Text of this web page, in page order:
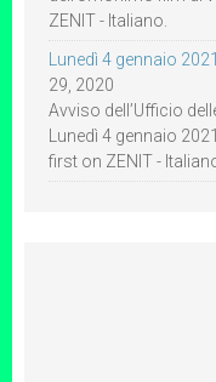
ZENIT - Italiano.
Lunedì 4 gennaio
29, 2020
Avviso dell’Ufficio
Lunedì 4 gennaio
first on ZENIT -